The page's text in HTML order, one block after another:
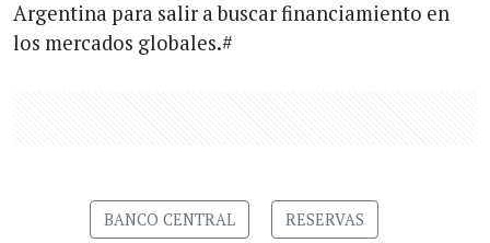
Argentina para salir a buscar financiamiento en
los mercados globales.#
BANCO CENTRAL RESERVAS